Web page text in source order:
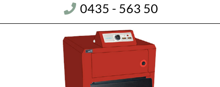
0435 - 563 50